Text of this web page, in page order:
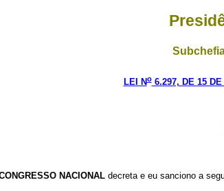
LEI No6.297, DE 15 DE
NACIONAL decreta e eu sanciono a